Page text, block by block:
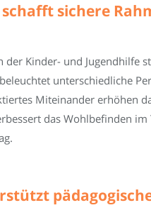
sichere
der Kinder- und
unterschiedliche
Miteinander erhöhen
das Wohlbefinden